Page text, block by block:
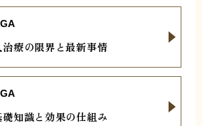
療の限界と最新事情
知識と効果の仕組み